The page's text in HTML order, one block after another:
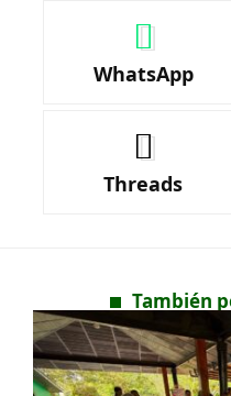
WhatsApp
Threads
También